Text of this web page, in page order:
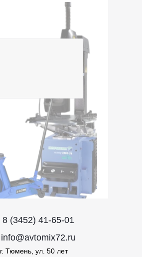
8 (3452) 41-65-01
info@avtomix72.ru
г. Тюмень, ул. 50 лет